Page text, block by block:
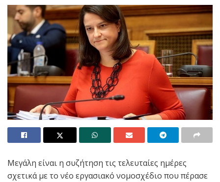
Μεγάλη είναι η συζήτηση τις τελευταίες ημέρες
σχετικά με το νέο εργασιακό νομοσχέδιο που πέρασε